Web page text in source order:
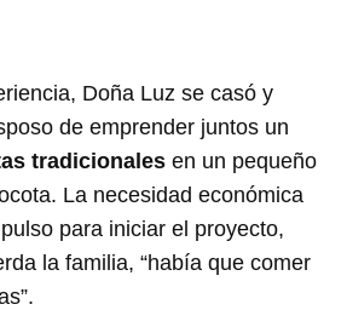
Doña Luz se casó y
de emprender juntos un
tradicionales en un pequeño
La necesidad económica
para iniciar el proyecto,
la familia, “había que comer